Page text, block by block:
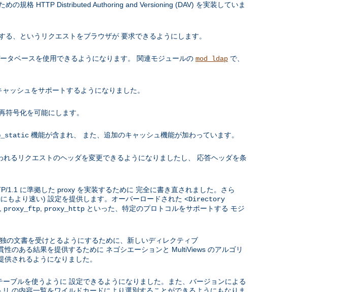
の規格 HTTP Distributed Authoring and Versioning (DAV) を実装していま
、というリクエストをブラウザが 要求できるようにします。
タベースを使用できるようになります。 関連モジュールの mod_ldap で、
ッシュをサポートするようになりました。
号化を可能にします。
機能が含まれ、 また、追加のキャッシュ機能が加わっています。
れるリクエストのヘッダを変更できるようになりましたし、 応答ヘッダを条
1.1 に準拠した proxy を実装するために 完全に書き直されました。さら
もより速い) 設定を提供します。オーバーロードされた <Directory
proxy_ftp proxy_http といった、特定のプロトコルをサポートする モジ
の文書を受けとるようにするために、新しいディレクティブ
のある結果を提供するために ネゴシエーションと MultiViews のアルゴリ
されるようになりました。
ブルを使うように 設定できるようになりました。また、バージョンによる